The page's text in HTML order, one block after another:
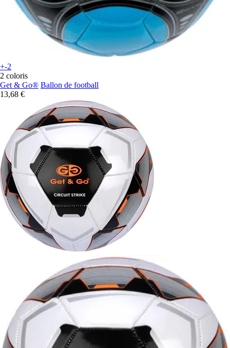
+-2
2 coloris
Get & Go® Ballon de football
13,68 €